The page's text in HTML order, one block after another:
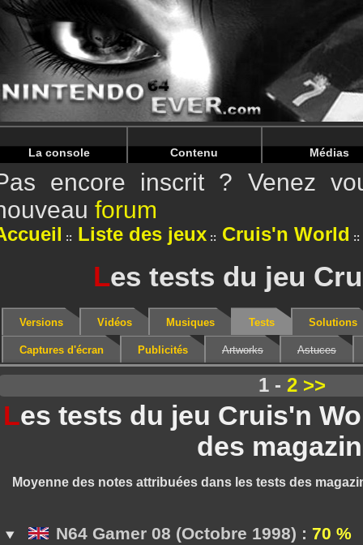
Warning: Undefined array key "HTTP_REFERER" in /
Warning: Undefined array key "HTTP_REFERER" in /
La console Contenu Médias
encore inscrit ? Venez
forum
Liste des jeux Cruis'n World
Les tests du jeu
Versions Vidéos Musiques Tests Solutions
Captures d'écran Publicités Artworks Astuces
1 - 2>>
Les tests du jeu Cruis'n
des
Moyenne des notes attribuées dans les tests des
N64 Gamer 08 (Octobre 1998) : 70 %